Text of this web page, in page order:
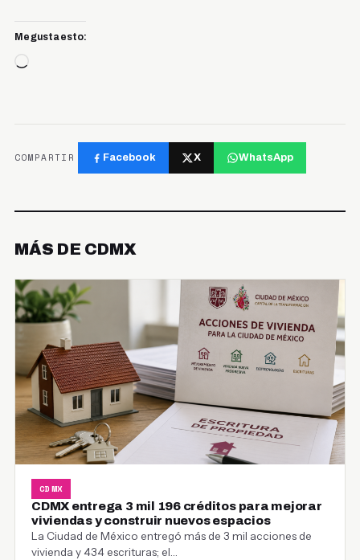
Me gusta esto:
Cargando...
COMPARTIR Facebook X WhatsApp
MÁS DE CDMX
CDMX
CDMX entrega 3 mil 196 créditos para mejorar
viviendas y construir nuevos espacios
La Ciudad de México entregó más de 3 mil acciones de
vivienda y 434 escrituras; el…